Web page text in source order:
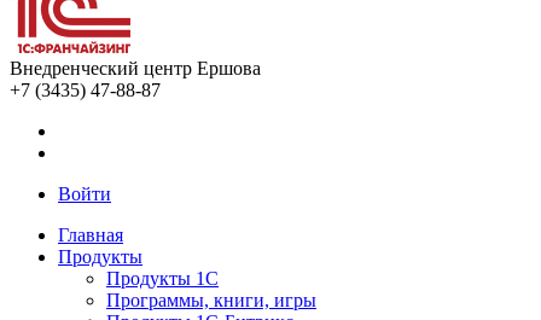
Внедренческий центр Ершова
+7 (3435) 47-88-87
Войти
Главная
Продукты
Продукты 1С
Программы, книги, игры